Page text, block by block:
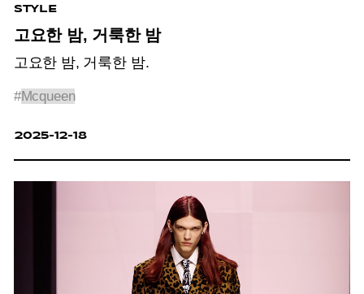
STYLE
고요한 밤, 거룩한 밤
고요한 밤, 거룩한 밤.
#Mcqueen
2025-12-18